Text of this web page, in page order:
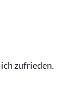
zufrieden.